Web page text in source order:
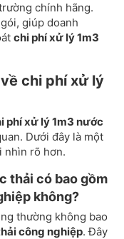
chính hãng.
giúp doanh
chi phí xử lý 1m3
chi phí xử lý
phí xử lý 1m3 nước
Dưới đây là một
nhìn rõ hơn.
thải có bao gồm
không?
thường không bao
công nghiệp. Đây